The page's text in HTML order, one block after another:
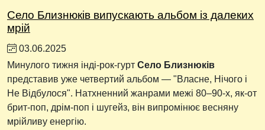
Село Близнюків випускають альбом із далеких
мрій
03.06.2025
Минулого тижня інді-рок-гурт Село Близнюків
представив уже четвертий альбом — "Власне, Нічого і
Не Відбулося". Натхненний жанрами межі 80–90-х, як-от
брит-поп, дрім-поп і шугейз, він випромінює весняну
мрійливу енергію.